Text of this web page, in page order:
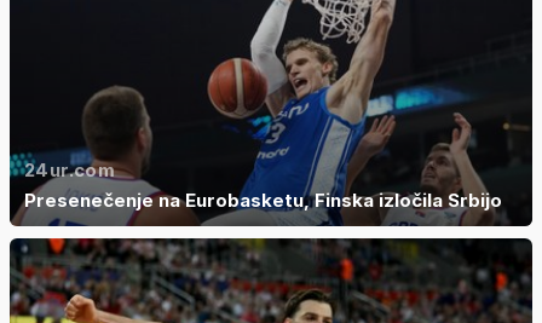
24ur.com
Presenečenje na Eurobasketu, Finska izločila Srbijo